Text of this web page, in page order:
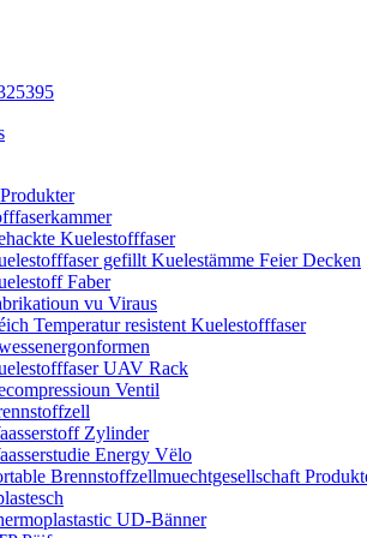
Kuelestofffaser
gefillt Kuelestämme Feier Decken
Faber
vu Viraus
Temperatur resistent Kuelestofffaser
UAV Rack
Ventil
Zylinder
Energy Vëlo
Brennstoffzellmuechtgesellschaft
UD-Bänner